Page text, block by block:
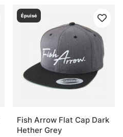
Épuisé
Fish Arrow Flat Cap Dark
Hether Grey